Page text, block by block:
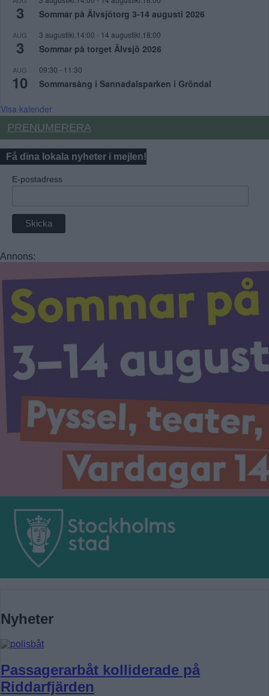
3 Sommar på Älvsjötorg 3-14 augusti 2026
AUG
3
3 augustikl.14:00 - 14 augustikl.18:00
Sommar på torget Älvsjö 2026
AUG
10
09:30 - 11:30
Sommarsång i Sannadalsparken i Gröndal
Visa kalender
PRENUMERERA
Få dina lokala nyheter i mejlen!
E-postadress
Annons:
Nyheter
Passagerarbåt kolliderade på
Riddarfjärden